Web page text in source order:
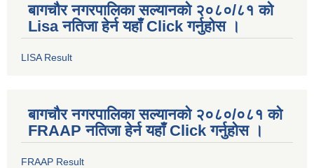
बागचौर नगरपालिका सल्यानको २०८०/८१ को
Lisa नतिजा हेर्न यहाँ Click गर्नुहोस ।
LISA Result
बागचौर नगरपालिका सल्यानको २०८०/०८१ को
FRAAP नतिजा हेर्न यहाँ Click गर्नुहोस ।
FRAAP Result